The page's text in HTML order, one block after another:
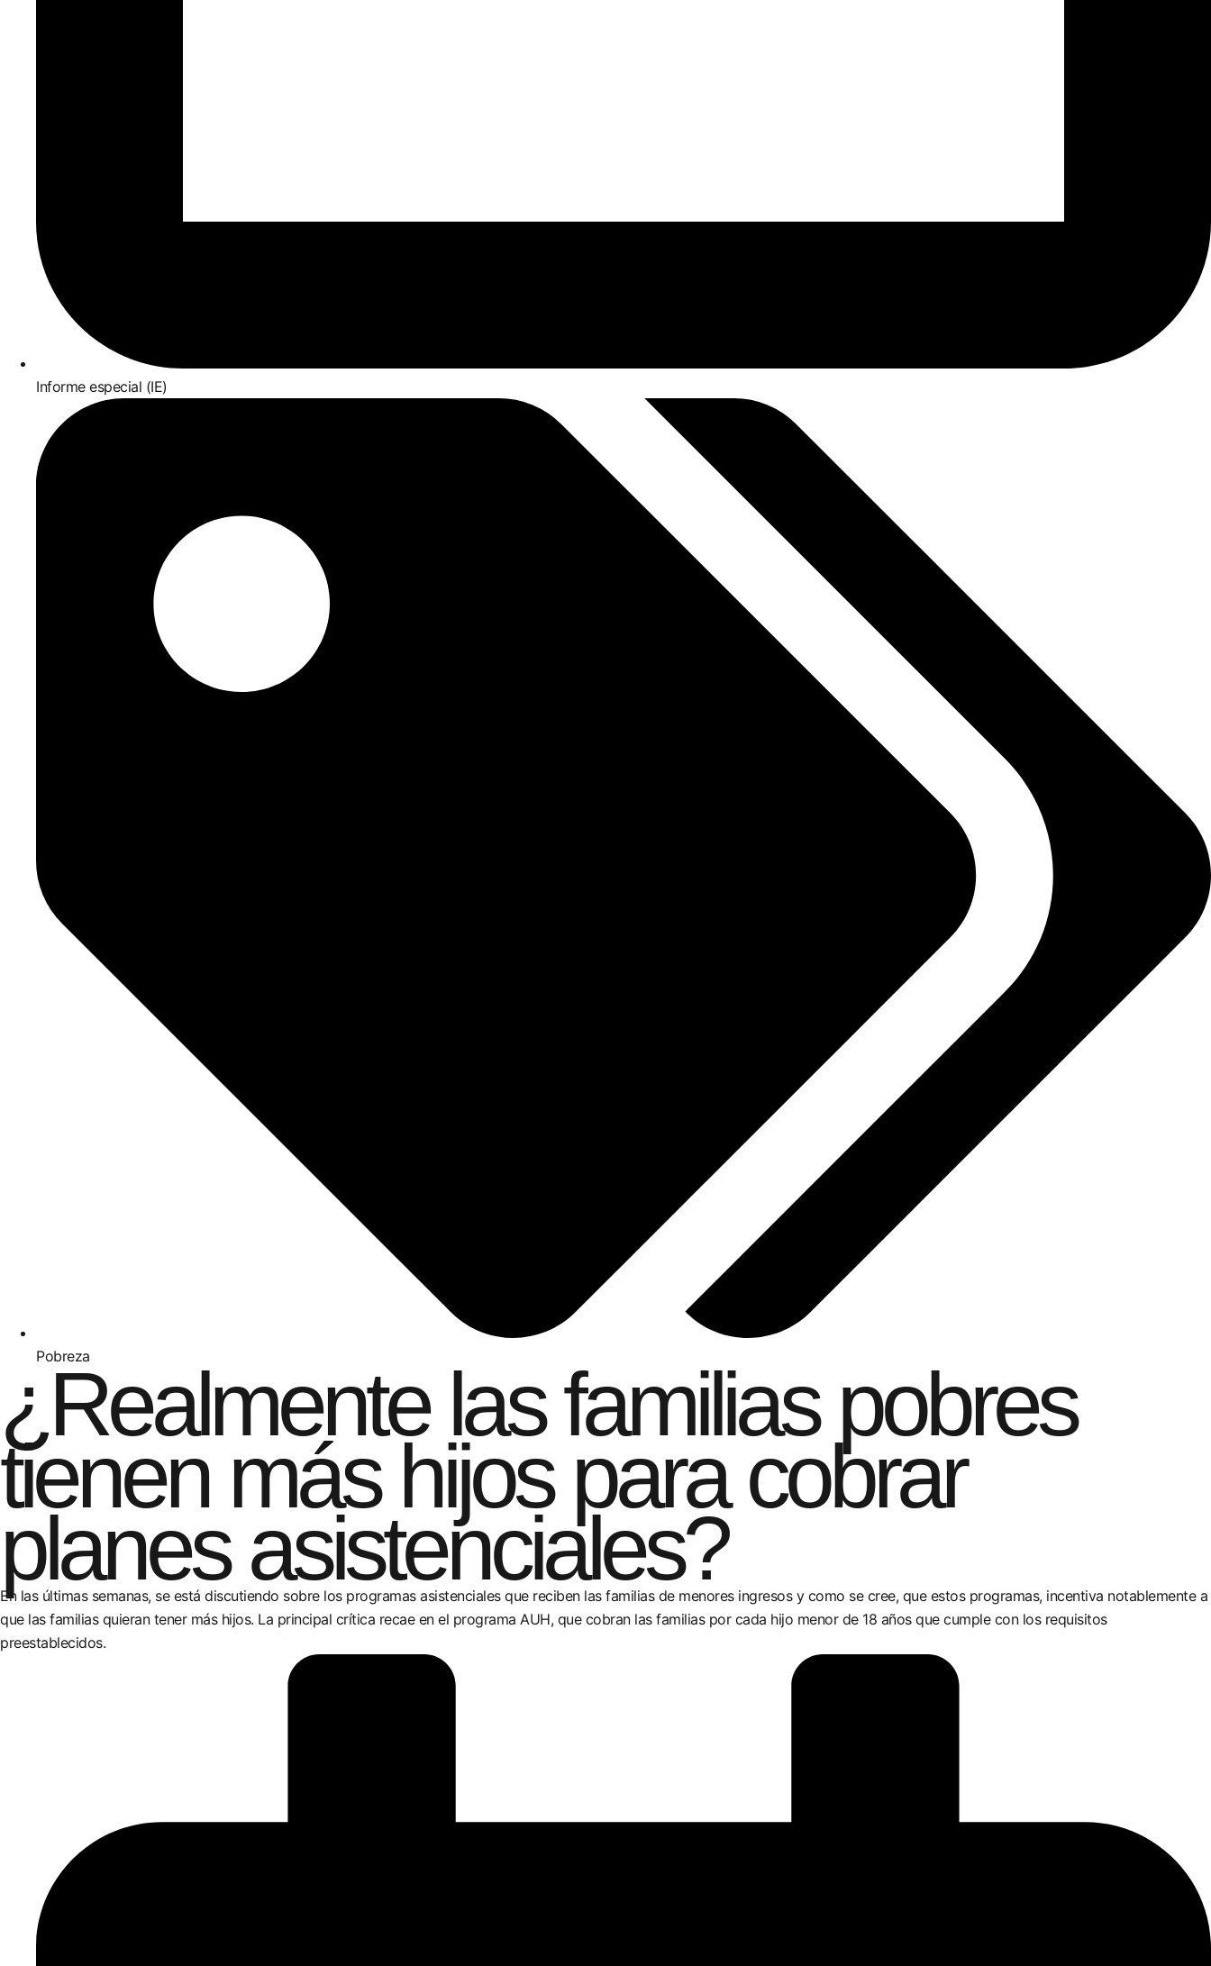
Informe especial (IE)
Pobreza
¿Realmente las familias pobres
tienen más hijos para cobrar
planes asistenciales?
En las últimas semanas, se está discutiendo sobre los programas asistenciales que reciben las familias de menores ingresos y como se cree, que estos programas, incentiva notablemente a
que las familias quieran tener más hijos. La principal crítica recae en el programa AUH, que cobran las familias por cada hijo menor de 18 años que cumple con los requisitos
preestablecidos.